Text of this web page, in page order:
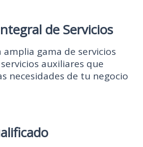
de Servicios
gama de servicios
auxiliares que
necesidades de tu negocio